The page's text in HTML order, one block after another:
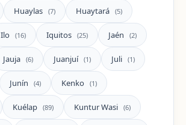
Huaylas (7) Huaytará (5)
Ilo (16) Iquitos (25) Jaén (2)
Jauja (6) Juanjuí (1) Juli (1)
Junín (4) Kenko (1)
Kuélap (89) Kuntur Wasi (6)